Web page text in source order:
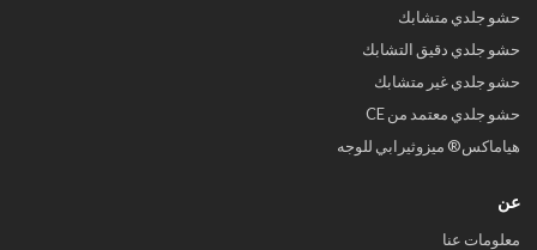
حشو جلدي متشابك
حشو جلدي دقيق التشابك
حشو جلدي غير متشابك
حشو جلدي معتمد من CE
هياماكس® ميزوثيرابي للوجه
عن
معلومات عنا